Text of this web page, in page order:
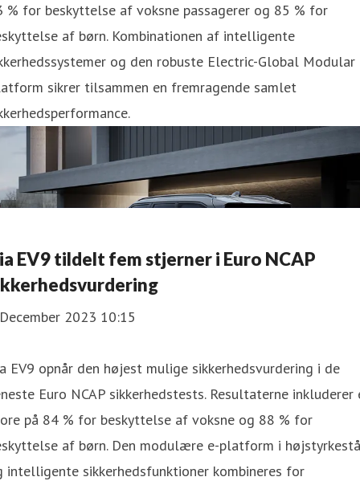
% for beskyttelse af voksne passagerer og 85 % for
af børn. Kombinationen af intelligente
og den robuste Electric-Global Modular
sikrer tilsammen en fremragende samlet
EV9 tildelt fem stjerner i Euro NCAP
2023 10:15
EV9 opnår den højest mulige sikkerhedsvurdering i de
Euro NCAP sikkerhedstests. Resultaterne inkluderer
på 84 % for beskyttelse af voksne og 88 % for
af børn. Den modulære e-platform i
intelligente sikkerhedsfunktioner kombineres for